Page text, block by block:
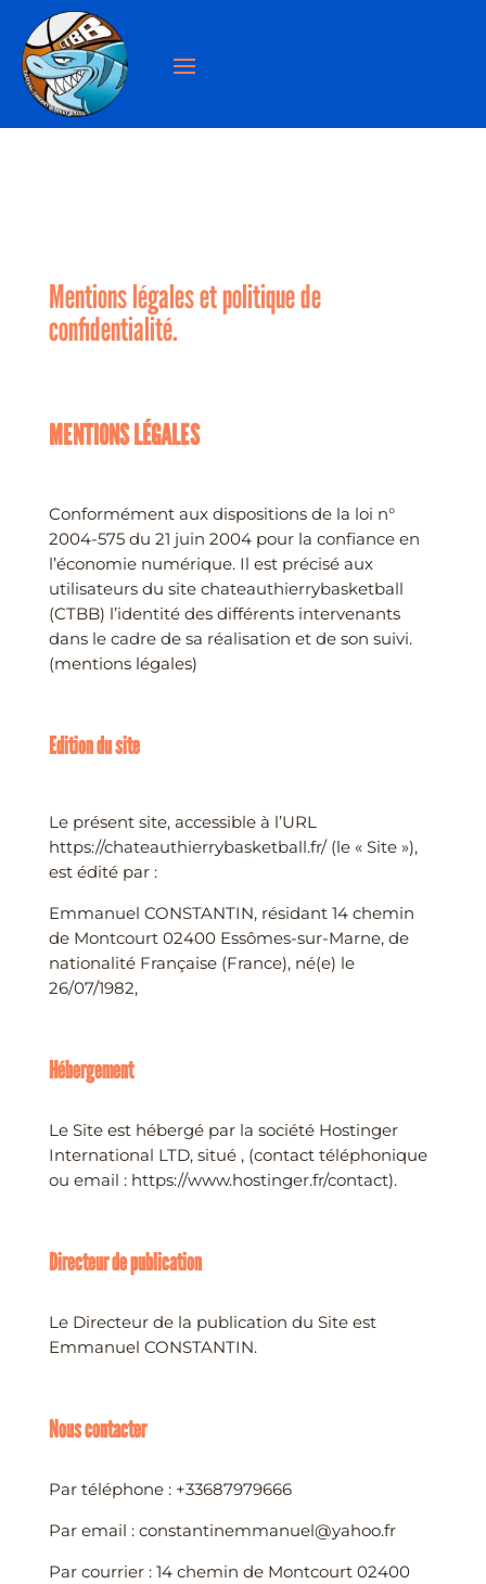
Mentions légales et politique de
confidentialité.
MENTIONS LÉGALES
Conformément aux dispositions de la loi n°
2004-575 du 21 juin 2004 pour la confiance en
l’économie numérique. Il est précisé aux
utilisateurs du site chateauthierrybasketball
(CTBB) l’identité des différents intervenants
dans le cadre de sa réalisation et de son suivi.
(mentions légales)
Edition du site
Le présent site, accessible à l’URL
https://chateauthierrybasketball.fr/ (le « Site »),
est édité par :
Emmanuel CONSTANTIN, résidant 14 chemin
de Montcourt 02400 Essômes-sur-Marne, de
nationalité Française (France), né(e) le
26/07/1982,
Hébergement
Le Site est hébergé par la société Hostinger
International LTD, situé , (contact téléphonique
ou email : https://www.hostinger.fr/contact).
Directeur de publication
Le Directeur de la publication du Site est
Emmanuel CONSTANTIN.
Nous contacter
Par téléphone : +33687979666
Par email : constantinemmanuel@yahoo.fr
Par courrier : 14 chemin de Montcourt 02400